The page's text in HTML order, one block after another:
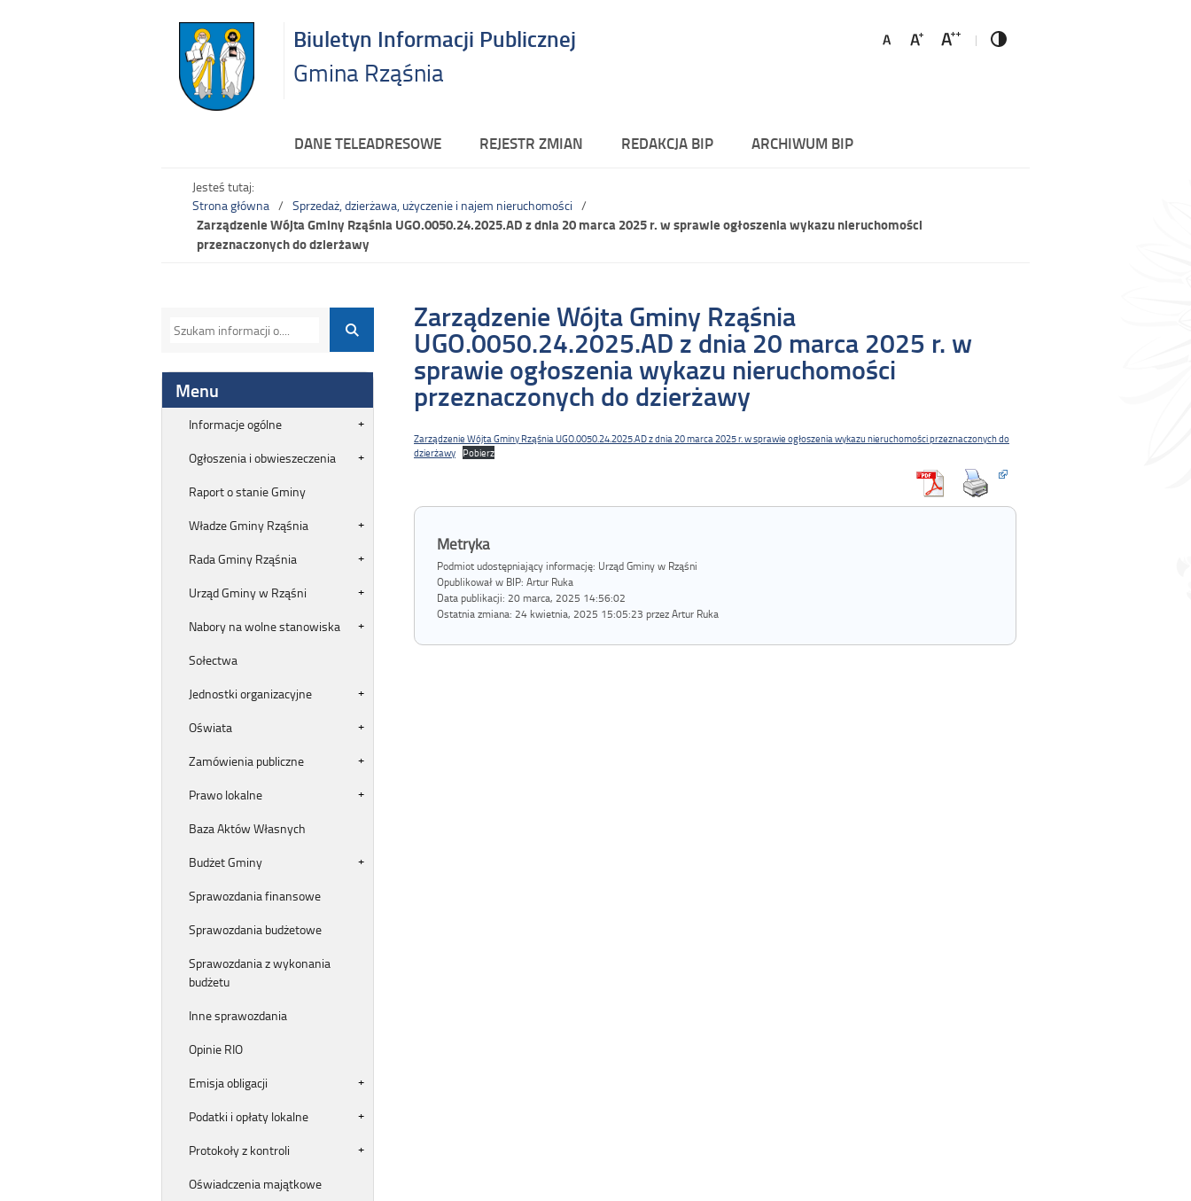
Biuletyn Informacji Publicznej
Gmina Rząśnia
DANE TELEADRESOWE REJESTR ZMIAN REDAKCJA BIP ARCHIWUM BIP
Jesteś tutaj:
Strona główna
Sprzedaż, dzierżawa, użyczenie i najem nieruchomości
Zarządzenie Wójta Gminy Rząśnia UGO.0050.24.2025.AD z dnia 20 marca 2025 r. w sprawie ogłoszenia wykazu nieruchomości
przeznaczonych do dzierżawy
Menu
Informacje ogólne
Ogłoszenia i obwieszeczenia
Raport o stanie Gminy
Władze Gminy Rząśnia
Rada Gminy Rząśnia
Urząd Gminy w Rząśni
Nabory na wolne stanowiska
Sołectwa
Jednostki organizacyjne
Oświata
Zamówienia publiczne
Prawo lokalne
Baza Aktów Własnych
Budżet Gminy
Sprawozdania finansowe
Sprawozdania budżetowe
Sprawozdania z wykonania
budżetu
Inne sprawozdania
Opinie RIO
Emisja obligacji
Podatki i opłaty lokalne
Protokoły z kontroli
Oświadczenia majątkowe
Zarządzenie Wójta Gminy Rząśnia
UGO.0050.24.2025.AD z dnia 20 marca 2025 r. w
sprawie ogłoszenia wykazu nieruchomości
przeznaczonych do dzierżawy
Zarządzenie Wójta Gminy Rząśnia UGO.0050.24.2025.AD z dnia 20 marca 2025 r. w sprawie ogłoszenia wykazu nieruchomości przeznaczonych do
dzierżawy Pobierz
Metryka
Podmiot udostępniający informację: Urząd Gminy w Rząśni
Opublikował w BIP: Artur Ruka
Data publikacji: 20 marca, 2025 14:56:02
Ostatnia zmiana: 24 kwietnia, 2025 15:05:23 przez Artur Ruka